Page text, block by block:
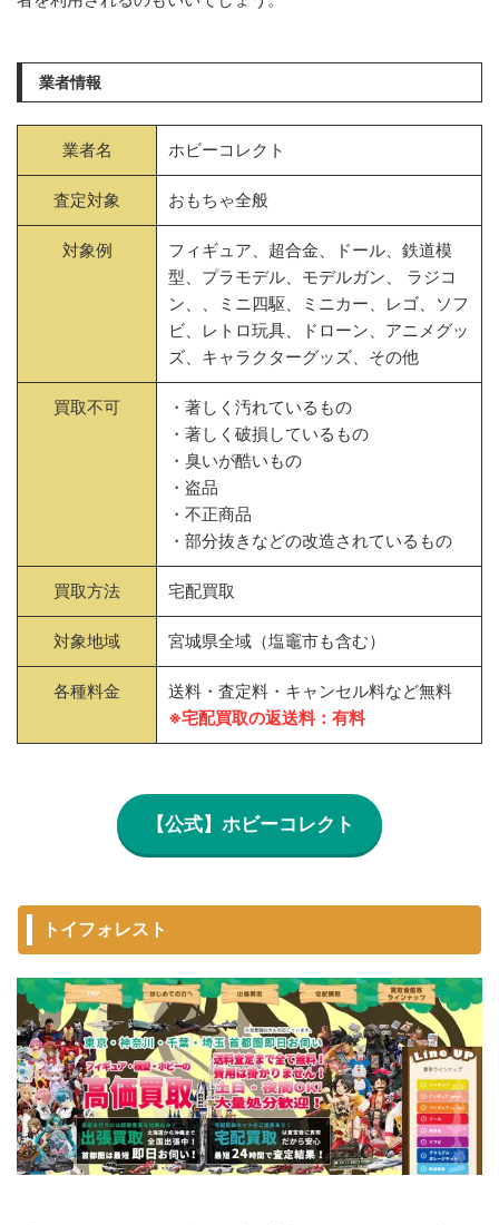
業者情報
業者名 ホビーコレクト
査定対象 おもちゃ全般
対象例
フィギュア、超合金、ドール、鉄道模
型、プラモデル、モデルガン、 ラジコ
ン、、ミニ四駆、ミニカー、レゴ、ソフ
ビ、レトロ玩具、ドローン、アニメグッ
ズ、キャラクターグッズ、その他
買取不可
・著しく汚れているもの
・著しく破損しているもの
・臭いが酷いもの
・盗品
・不正商品
・部分抜きなどの改造されているもの
買取方法 宅配買取
対象地域 宮城県全域（塩竈市も含む）
各種料金
送料・査定料・キャンセル料など無料
※宅配買取の返送料：有料
【公式】ホビーコレクト
トイフォレスト